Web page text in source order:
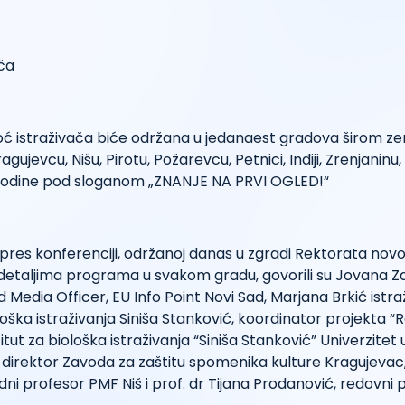
istraživača biće održana u jedanaest gradova širom
Nišu, Pirotu, Požarevcu, Petnici, Inđiji,
pod sloganom „ZNANJE NA PRVI OGLED!“
konferenciji, održanoj danas u zgradi Rektorata
programa u svakom gradu, govorili su Jovana
Officer, EU Info Point Novi Sad, Marjana Brkić
istraživanja Siniša Stanković, koordinator projekta
za biološka istraživanja “Siniša Stanković” Univerzitet
Zavoda za zaštitu spomenika kulture
profesor PMF Niš i prof. dr Tijana Prodanović, redovni